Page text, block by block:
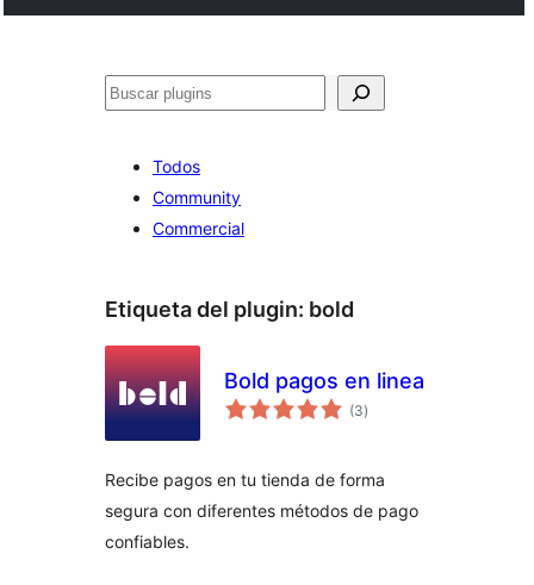
Buscar
Todos
Community
Commercial
Etiqueta del plugin: bold
Bold pagos en linea
(3total
de
)
Recibe pagos en tu tienda de forma
segura con diferentes métodos de pago
confiables.